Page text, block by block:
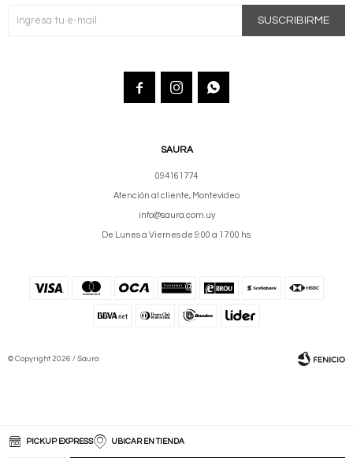
PICKUP EXPRESS UBICAR EN TIENDA
SAURA
094161774
Atención al cliente, Montevideo
info@saura.com.uy
De Lunes a Viernes de 9:00 a 17:00 hs.
SUSCRIBIRME
  
© Copyright 2026 / Saura